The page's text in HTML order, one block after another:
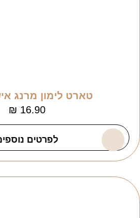
טארט לימון מרנג
₪ 16.90
לפרטים